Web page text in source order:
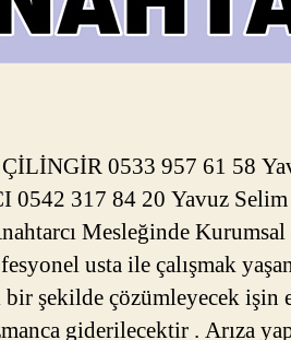
0533 957 61 58
0542 317 84 20 Yavuz
Mesleğinde Kurumsal
usta ile çalışmak
şekilde çözümleyecek işin
giderilecektir . Arıza